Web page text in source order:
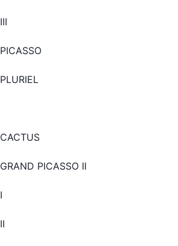
III
PICASSO
PLURIEL
CACTUS
GRAND PICASSO II
I
II